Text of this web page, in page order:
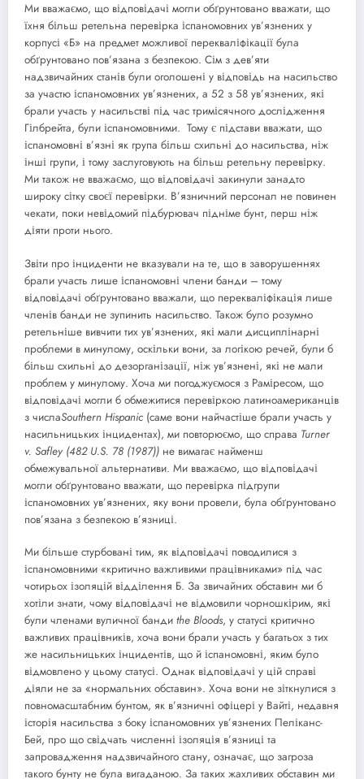
Ми вважаємо, що відповідачі могли обґрунтовано вважати, що
їхня більш ретельна перевірка іспаномовних ув’язнених у
корпусі «Б» на предмет можливої перекваліфікації була
обґрунтовано пов’язана з безпекою. Сім з дев’яти
надзвичайних станів були оголошені у відповідь на насильство
за участю іспаномовних ув’язнених, а 52 з 58 ув’язнених, які
брали участь у насильстві під час тримісячного дослідження
Гілбрейта, були іспаномовними. Тому є підстави вважати, що
іспаномовні в’язні як група більш схильні до насильства, ніж
інші групи, і тому заслуговують на більш ретельну перевірку.
Ми також не вважаємо, що відповідачі закинули занадто
широку сітку своєї перевірки. В’язничний персонал не повинен
чекати, поки невідомий підбурювач підніме бунт, перш ніж
діяти проти нього.
Звіти про інциденти не вказували на те, що в заворушеннях
брали участь лише іспаномовні члени банди – тому
відповідачі обґрунтовано вважали, що перекваліфікація лише
членів банди не зупинить насильство. Також було розумно
ретельніше вивчити тих ув’язнених, які мали дисциплінарні
проблеми в минулому, оскільки вони, за логікою речей, були б
більш схильні до дезорганізації, ніж ув’язнені, які не мали
проблем у минулому. Хоча ми погоджуємося з Раміресом, що
відповідачі могли б обмежитися перевіркою латиноамериканців
з числаSouthern Hispanic (саме вони найчастіше брали участь у
насильницьких інцидентах), ми повторюємо, що справа Turner
v. Safley (482 U.S. 78 (1987)) не вимагає найменш
обмежувальної альтернативи. Ми вважаємо, що відповідачі
могли обґрунтовано вважати, що перевірка підгрупи
іспаномовних ув’язнених, яку вони провели, була обґрунтовано
пов’язана з безпекою в’язниці.
Ми більше стурбовані тим, як відповідачі поводилися з
іспаномовними «критично важливими працівниками» під час
чотирьох ізоляцій відділення Б. За звичайних обставин ми б
хотіли знати, чому відповідачі не відмовили чорношкірим, які
були членами вуличної банди the Bloods, у статусі критично
важливих працівників, хоча вони брали участь у багатьох з тих
же насильницьких інцидентів, що й іспаномовні, яким було
відмовлено у цьому статусі. Однак відповідачі у цій справі
діяли не за «нормальних обставин». Хоча вони не зіткнулися з
повномасштабним бунтом, як в’язничні офіцері у Вайті, недавня
історія насильства з боку іспаномовних ув’язнених Пеліканс-
Бей, про що свідчать численні ізоляція в’язниці та
запровадження надзвичайного стану, означає, що загроза
такого бунту не була вигаданою. За таких жахливих обставин ми